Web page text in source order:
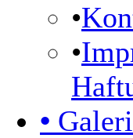
•
•
•